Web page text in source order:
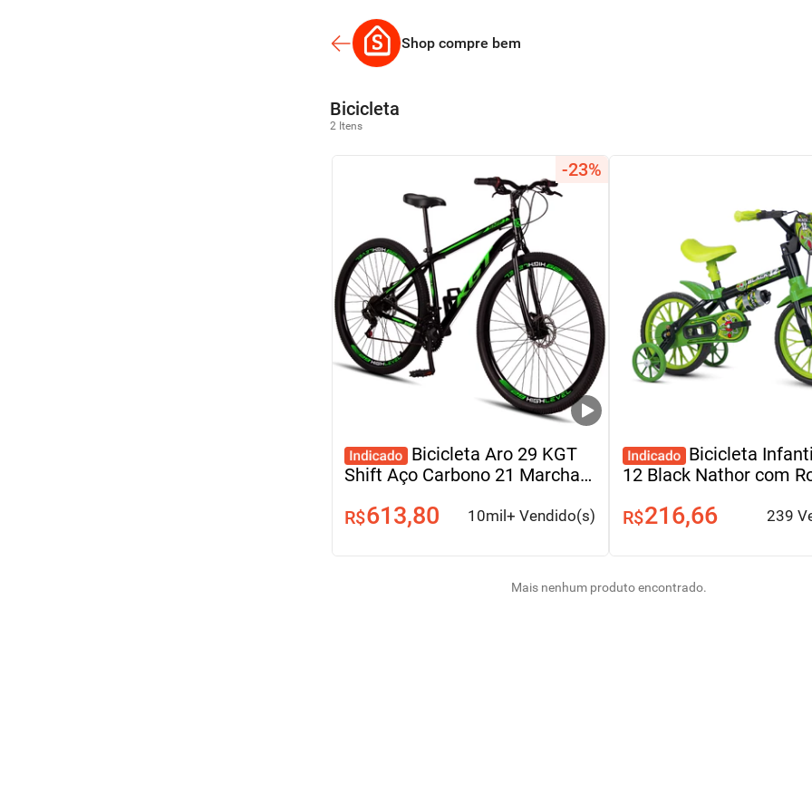
Shop compre bem
Bicicleta
2 Itens
-23%
Bicicleta Aro 29 KGT
Shift Aço Carbono 21 Marchas
R$613,80 10mil+ Vendido(s)
Bicicleta
12 Black Nathor com
R$216,66 239
Mais nenhum produto encontrado.